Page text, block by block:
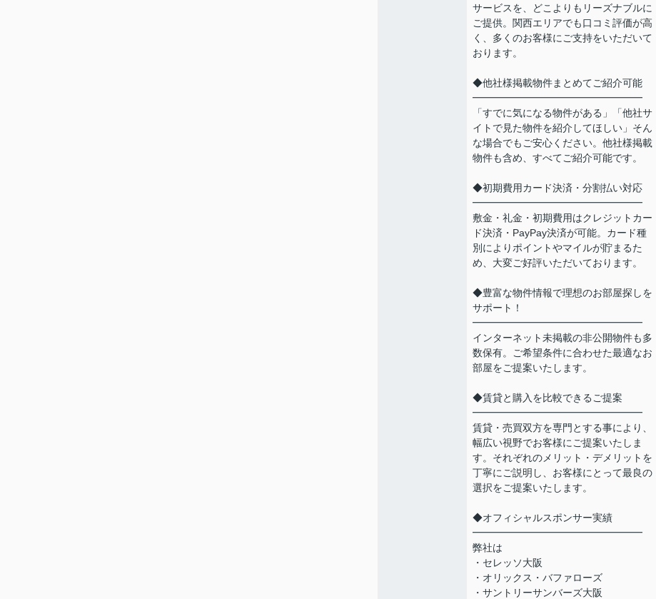
サービスを、どこよりもリーズナブルに
ご提供。関西エリアでも口コミ評価が高
く、多くのお客様にご支持をいただいて
おります。
◆他社様掲載物件まとめてご紹介可能
━━━━━━━━━━━━━━━━━
「すでに気になる物件がある」「他社サ
イトで見た物件を紹介してほしい」そん
な場合でもご安心ください。他社様掲載
物件も含め、すべてご紹介可能です。
◆初期費用カード決済・分割払い対応
━━━━━━━━━━━━━━━━━
敷金・礼金・初期費用はクレジットカー
ド決済・PayPay決済が可能。カード種
別によりポイントやマイルが貯まるた
め、大変ご好評いただいております。
◆豊富な物件情報で理想のお部屋探しを
サポート！
━━━━━━━━━━━━━━━━━
インターネット未掲載の非公開物件も多
数保有。ご希望条件に合わせた最適なお
部屋をご提案いたします。
◆賃貸と購入を比較できるご提案
━━━━━━━━━━━━━━━━━
賃貸・売買双方を専門とする事により、
幅広い視野でお客様にご提案いたしま
す。それぞれのメリット・デメリットを
丁寧にご説明し、お客様にとって最良の
選択をご提案いたします。
◆オフィシャルスポンサー実績
━━━━━━━━━━━━━━━━━
弊社は
・セレッソ大阪
・オリックス・バファローズ
・サントリーサンバーズ大阪